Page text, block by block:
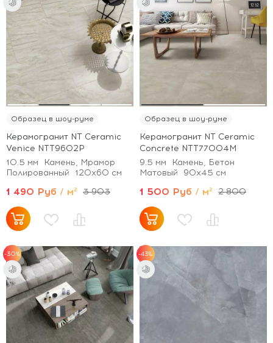
Образец в шоу-руме
Керамогранит NT Ceramic
Venice NTT9602P
10.5 мм
Камень, Мрамор
Полированный
120x60 см
1 490 Руб / м² 3 903
Образец в шоу-руме
Керамогранит NT Ceramic
Concrete NTT77004M
9.5 мм
Камень, Бетон
Матовый
90x45 см
1 500 Руб / м² 2 800
-30% -43%